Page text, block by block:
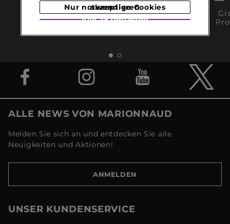
Gratis Click
& Collect
Gratis
Lieferung
ALLE NEWS VON MARIONNAUD
Melden Sie sich an und entdecken Sie alle
Neuigkeiten und Aktionen!
ANMELDEN
UNSER KUNDENSERVICE
Nur notwendige Cookies akzeptieren
Alle akzeptieren